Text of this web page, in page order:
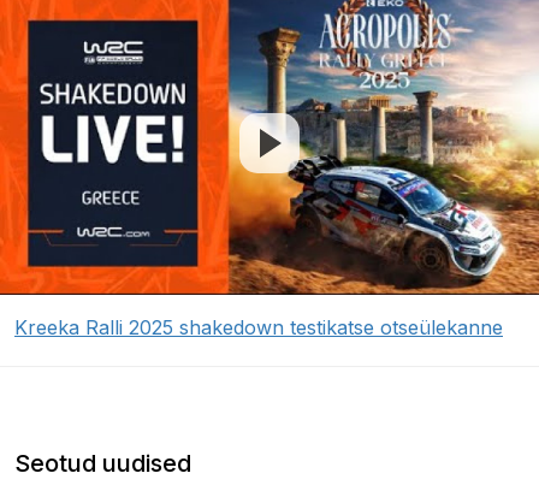
Kreeka Ralli 2025 shakedown testikatse otseülekanne
Seotud uudised